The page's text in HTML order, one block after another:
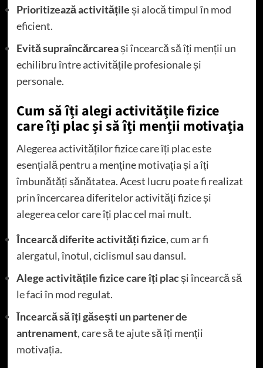
Prioritizează activitățileși alocă timpul în mod
eficient.
Evită supraîncărcareași încearcă să îți menții un
echilibru între activitățile profesionale și
personale.
Cum să îți alegi activitățile fizice
care îți plac și să îți menții motivația
Alegerea activităților fizice care îți plac este
esențială pentru a menține motivația și a îți
îmbunătăți sănătatea. Acest lucru poate fi realizat
prin încercarea diferitelor activități fizice și
alegerea celor care îți plac cel mai mult.
Încearcă diferite activități fizice, cum ar fi
alergatul, înotul, ciclismul sau dansul.
Alege activitățile fizice care îți placși încearcă să
le faci în mod regulat.
Încearcă să îți găsești un partener de
antrenament, care să te ajute să îți menții
motivația.